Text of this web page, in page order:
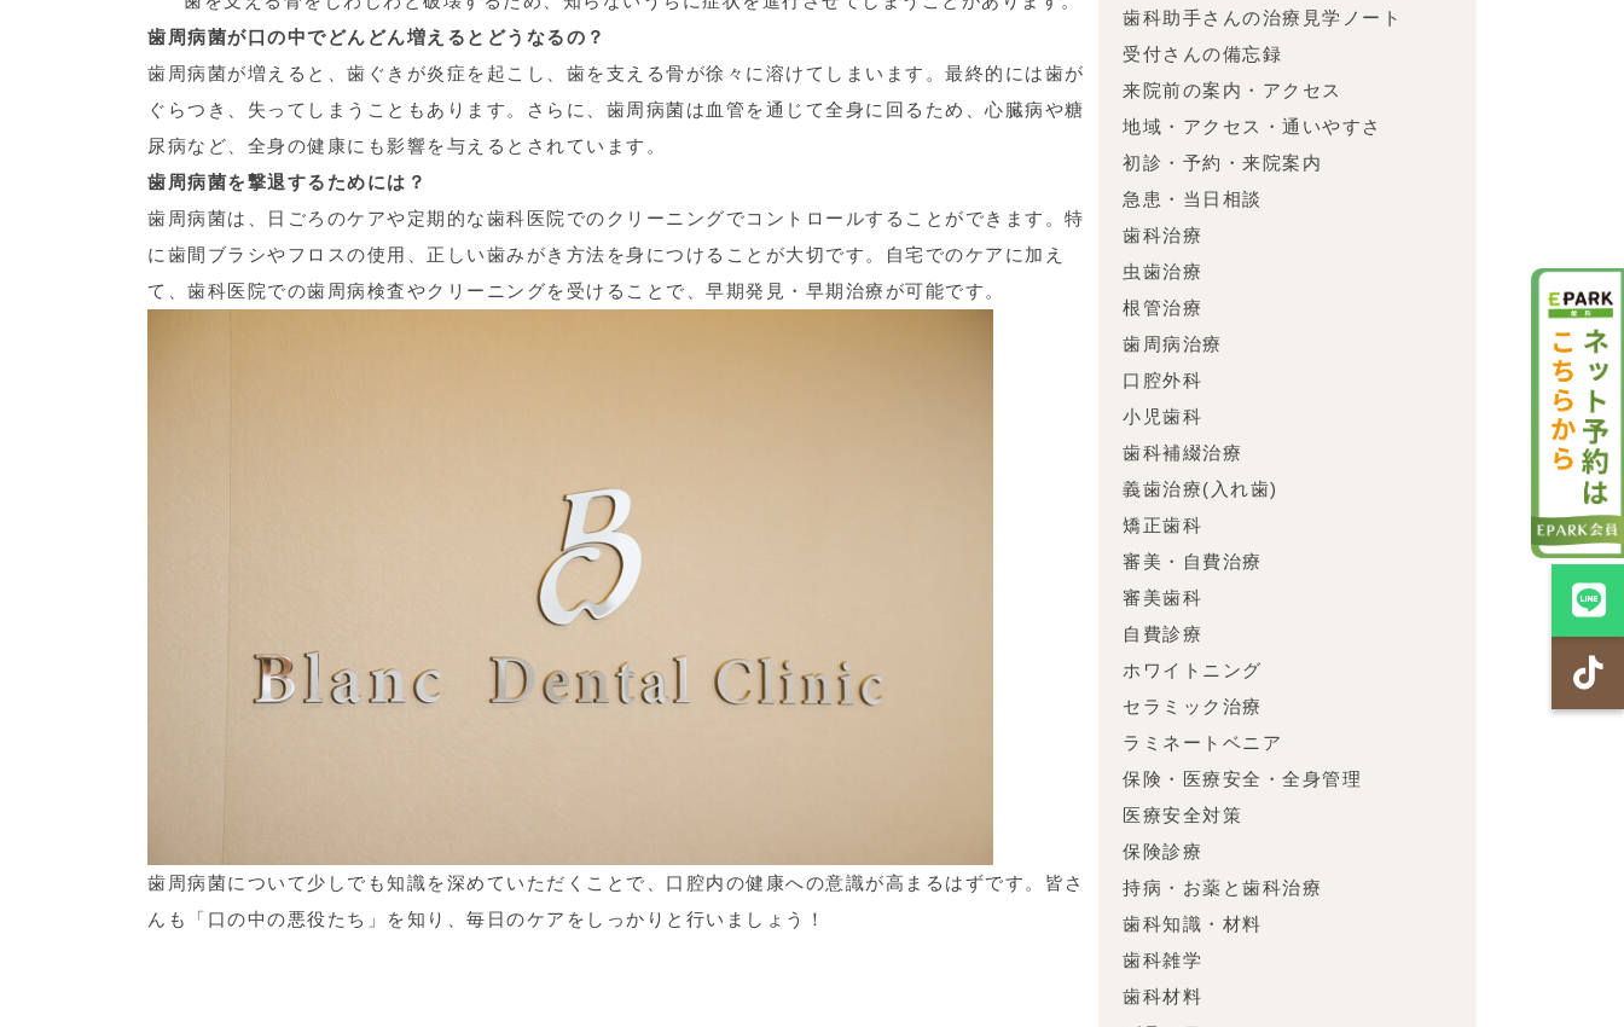
歯周病菌が口の中でどんどん増えるとどうなるの？
歯周病菌が増えると、歯ぐきが炎症を起こし、歯を支える骨が徐々に溶けてしまいます。最終的には歯が
ぐらつき、失ってしまうこともあります。さらに、歯周病菌は血管を通じて全身に回るため、心臓病や糖
尿病など、全身の健康にも影響を与えるとされています。
歯周病菌を撃退するためには？
歯周病菌は、日ごろのケアや定期的な歯科医院でのクリーニングでコントロールすることができます。特
に歯間ブラシやフロスの使用、正しい歯みがき方法を身につけることが大切です。自宅でのケアに加え
て、歯科医院での歯周病検査やクリーニングを受けることで、早期発見・早期治療が可能です。
歯周病菌について少しでも知識を深めていただくことで、口腔内の健康への意識が高まるはずです。皆さ
んも「口の中の悪役たち」を知り、毎日のケアをしっかりと行いましょう！
歯科助手さんの治療見学ノート
受付さんの備忘録
来院前の案内・アクセス
地域・アクセス・通いやすさ
初診・予約・来院案内
急患・当日相談
歯科治療
虫歯治療
根管治療
歯周病治療
口腔外科
小児歯科
歯科補綴治療
義歯治療(入れ歯)
矯正歯科
審美・自費治療
審美歯科
自費診療
ホワイトニング
セラミック治療
ラミネートベニア
保険・医療安全・全身管理
医療安全対策
保険診療
持病・お薬と歯科治療
歯科知識・材料
歯科雑学
歯科材料